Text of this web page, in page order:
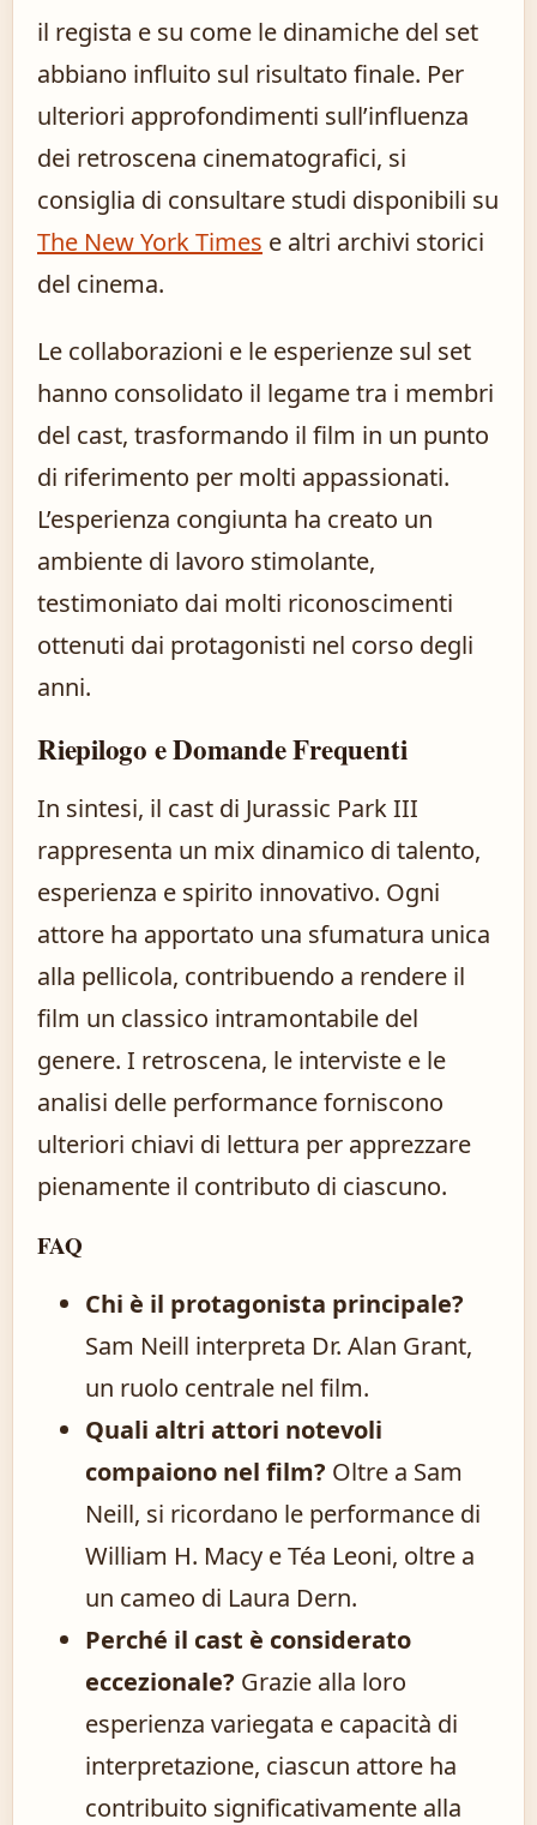
il regista e su come le dinamiche del set
abbiano influito sul risultato finale. Per
ulteriori approfondimenti sull’influenza
dei retroscena cinematografici, si
consiglia di consultare studi disponibili su
The New York Times e altri archivi storici
del cinema.
Le collaborazioni e le esperienze sul set
hanno consolidato il legame tra i membri
del cast, trasformando il film in un punto
di riferimento per molti appassionati.
L’esperienza congiunta ha creato un
ambiente di lavoro stimolante,
testimoniato dai molti riconoscimenti
ottenuti dai protagonisti nel corso degli
anni.
Riepilogo e Domande Frequenti
In sintesi, il cast di Jurassic Park III
rappresenta un mix dinamico di talento,
esperienza e spirito innovativo. Ogni
attore ha apportato una sfumatura unica
alla pellicola, contribuendo a rendere il
film un classico intramontabile del
genere. I retroscena, le interviste e le
analisi delle performance forniscono
ulteriori chiavi di lettura per apprezzare
pienamente il contributo di ciascuno.
FAQ
Chi è il protagonista principale?
Sam Neill interpreta Dr. Alan Grant,
un ruolo centrale nel film.
Quali altri attori notevoli
compaiono nel film? Oltre a Sam
Neill, si ricordano le performance di
William H. Macy e Téa Leoni, oltre a
un cameo di Laura Dern.
Perché il cast è considerato
eccezionale? Grazie alla loro
esperienza variegata e capacità di
interpretazione, ciascun attore ha
contribuito significativamente alla